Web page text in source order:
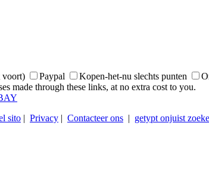
voort) Paypal Kopen-het-nu slechts punten
made through these links, at no extra cost to you.
sito | Privacy | Contacteer ons | getypt onjuist